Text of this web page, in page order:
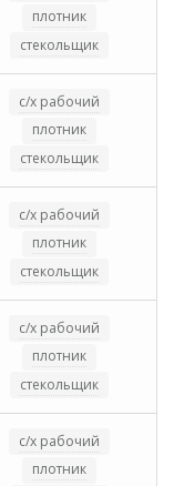
плотник
стекольщик
с/х рабочий
плотник
стекольщик
с/х рабочий
плотник
стекольщик
с/х рабочий
плотник
стекольщик
с/х рабочий
плотник